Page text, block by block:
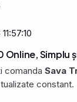
Online, Simplu
comanda Sava
constant.